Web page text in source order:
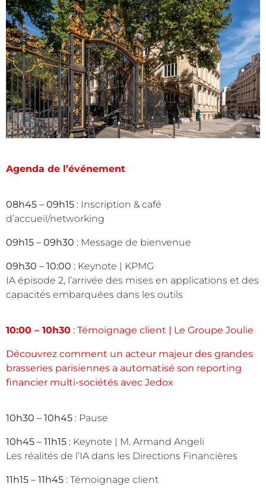
Agenda de l’événement
08h45 – 09h15 : Inscription & café
d’accueil/networking
09h15 – 09h30 : Message de bienvenue
09h30 – 10:00 : Keynote | KPMG
IA épisode 2, l’arrivée des mises en applications et des
capacités embarquées dans les outils
10:00 – 10h30 : Témoignage client | Le Groupe Joulie
Découvrez comment un acteur majeur des grandes
brasseries parisiennes a automatisé son reporting
financier multi-sociétés avec Jedox
10h30 – 10h45 : Pause
10h45 – 11h15 : Keynote | M. Armand Angeli
Les réalités de l’IA dans les Directions Financières
11h15 – 11h45 : Témoignage client